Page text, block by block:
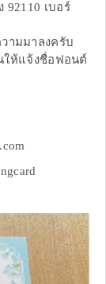
92110 เบอร์
ามมาลงครับ
ให้แจ้งชื่อฟอนต์